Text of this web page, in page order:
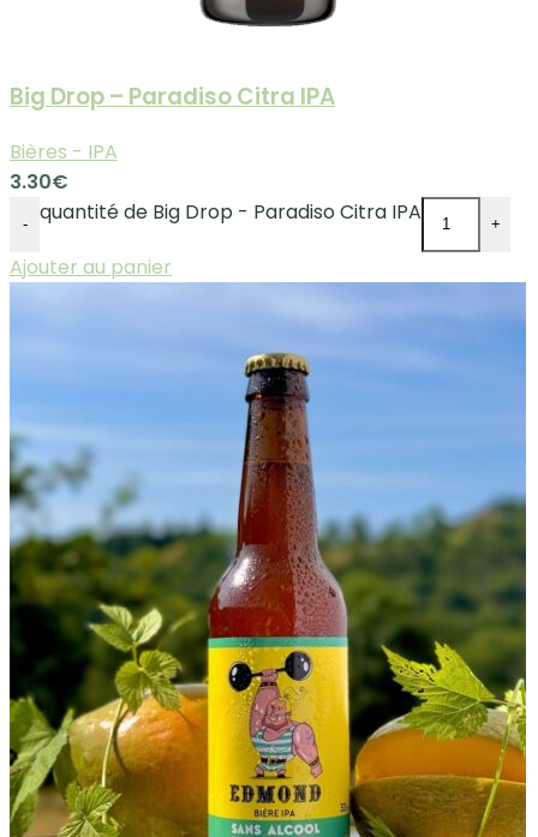
Big Drop – Paradiso Citra IPA
Bières - IPA
3.30€
- quantité de Big Drop - Paradiso Citra IPA +
Ajouter au panier